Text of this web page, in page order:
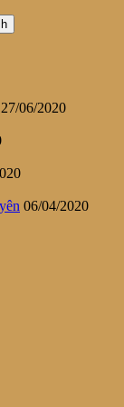
27/06/2020
06/04/2020